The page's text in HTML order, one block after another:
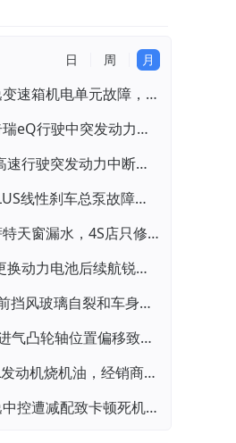
日 周 月
速箱机电单元故障，厂
eQ行驶中突发动力受
速行驶突发动力中断，
线性刹车总泵故障，
天窗漏水，4S店只修
换动力电池后续航锐
挡风玻璃自裂和车身多
气凸轮轴位置偏移致发
动机烧机油，经销商推
控遭减配致卡顿死机，